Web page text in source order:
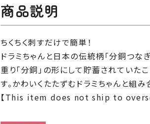
商品説明
ちくちく刺すだけで簡単！
ドラミちゃんと日本の伝統柄「分銅つな
重り「分銅」の形にして貯蓄されていた
す。かわいくたたずむドラミちゃんと組
【This item does not ship to